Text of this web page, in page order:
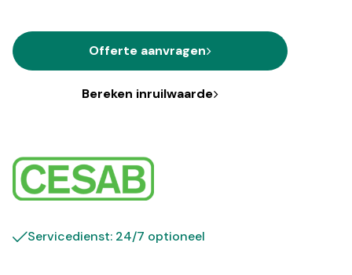
Offerte aanvragen
Bereken inruilwaarde
Servicedienst: 24/7 optioneel